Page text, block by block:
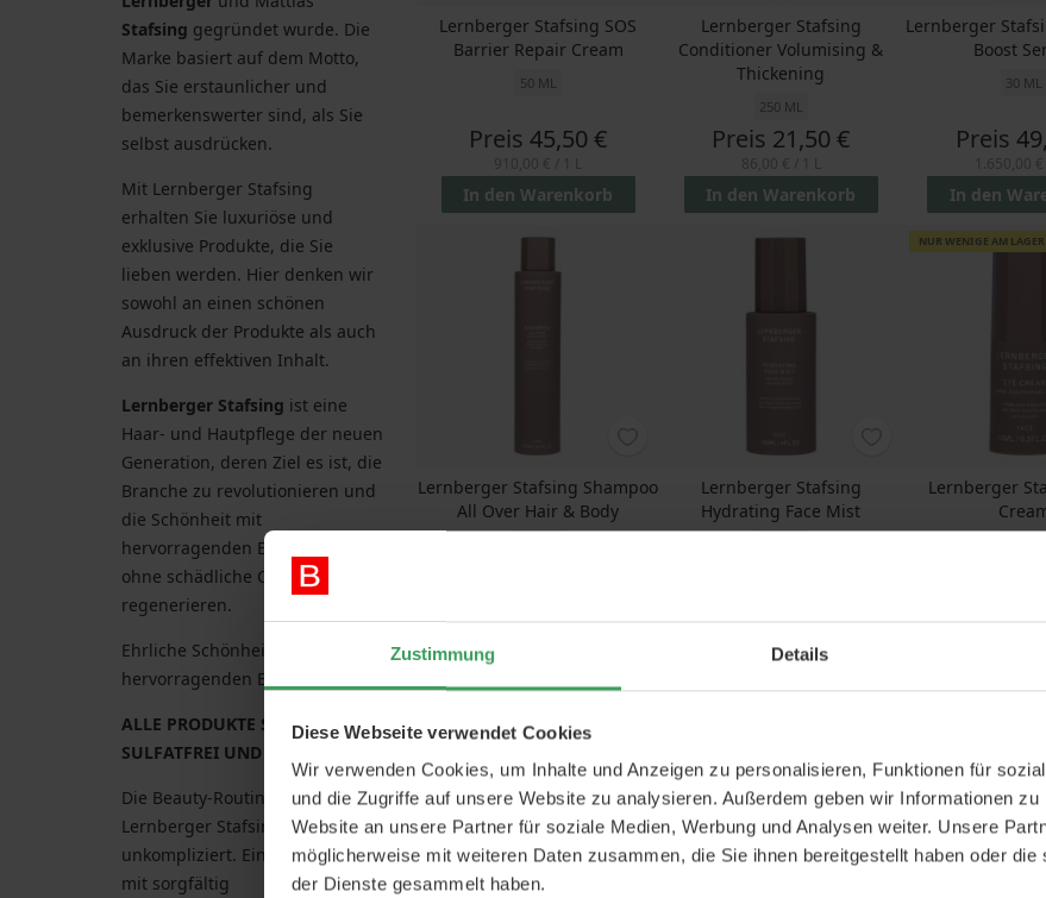
Zustimmung Details
Diese Webseite verwendet Cookies
Wir verwenden Cookies, um Inhalte und Anzeigen zu personalisieren, Funktionen für
und die Zugriffe auf unsere Website zu analysieren. Außerdem geben wir Informationen
Website an unsere Partner für soziale Medien, Werbung und Analysen weiter. Unsere
möglicherweise mit weiteren Daten zusammen, die Sie ihnen bereitgestellt haben oder
der Dienste gesammelt haben.
Lernberger Stafsing SOS
Barrier Repair Cream
50 ML
Preis 45,50 €
In den Warenkorb
Lernberger Stafsing
Conditioner Volumising &
Thickening
250 ML
Preis 21,50 €
In den Warenkorb
Lernberger
Boost
30 ML
Preis
In den
Lernberger Stafsing Shampoo
All Over Hair & Body
Lernberger Stafsing
Hydrating Face Mist
NUR WENIGE AM LAGER
Lernberger
Stafsing gegründet wurde. Die
Marke basiert auf dem Motto,
das Sie erstaunlicher und
bemerkenswerter sind, als Sie
selbst ausdrücken.
Mit Lernberger Stafsing
erhalten Sie luxuriöse und
exklusive Produkte, die Sie
lieben werden. Hier denken wir
sowohl an einen schönen
Ausdruck der Produkte als auch
an ihren effektiven Inhalt.
Lernberger Stafsing ist eine
Haar- und Hautpflege der neuen
Generation, deren Ziel es ist, die
Branche zu revolutionieren und
die Schönheit mit
hervorragenden Ergebnissen
ohne schädliche Chemikalien zu
regenerieren.
Ehrliche Schönheitsprodukte mit
hervorragenden Ergebnissen.
ALLE PRODUKTE SIND
SULFATFREI UND PARABENFREI
Die Beauty-Routine von
Lernberger Stafsing ist
unkompliziert. Einige Produkte
mit sorgfältig